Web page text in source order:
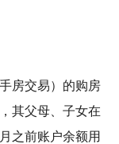
房交易）的购房
其父母、子女在
之前账户余额用